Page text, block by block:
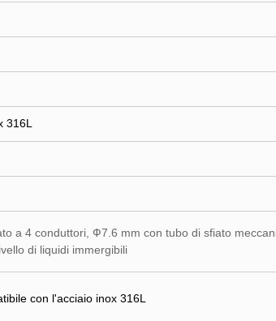
316L
a 4 conduttori, Ф7.6 mm con tubo di sfiato
di liquidi immergibili
con l'acciaio inox 316L